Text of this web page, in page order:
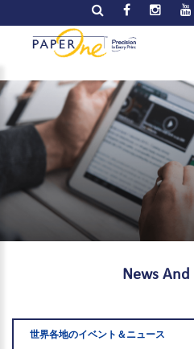
News And
世界各地のイベント＆ニュース